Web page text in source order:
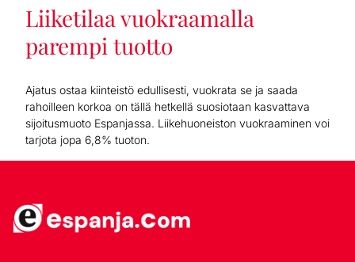
Liiketilaa vuokraamalla
parempi tuotto
Ajatus ostaa kiinteistö edullisesti, vuokrata se ja saada
rahoilleen korkoa on tällä hetkellä suosiotaan kasvattava
sijoitusmuoto Espanjassa. Liikehuoneiston vuokraaminen voi
tarjota jopa 6,8% tuoton.